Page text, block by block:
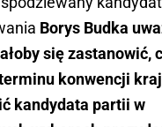
Borys Budka
się zastanowić,
konwencji
kandydata partii w